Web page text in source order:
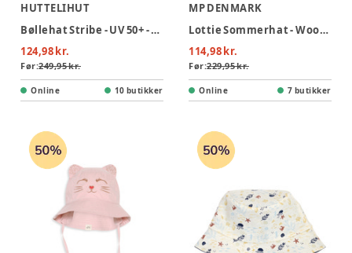
HUTTELIHUT
Bøllehat Stribe - UV 50+ - Bering Sea
124,98 kr.
Før:249,95 kr.
Online 10 butikker
MP DENMARK
Lottie Sommerhat - Woodrose
114,98 kr.
Før:229,95 kr.
Online 7 butikker